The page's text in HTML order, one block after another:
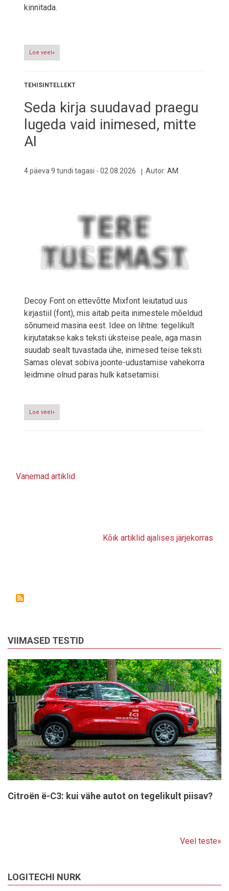
kinnitada.
Loe veel»
TEHISINTELLEKT
Seda kirja suudavad praegu
lugeda vaid inimesed, mitte
AI
4 päeva 9 tundi tagasi - 02.08.2026 Autor: AM
Decoy Font on ettevõtte Mixfont leiutatud uus
kirjastiil (font), mis aitab peita inimestele mõeldud
sõnumeid masina eest. Idee on lihtne: tegelikult
kirjutatakse kaks teksti üksteise peale, aga masin
suudab sealt tuvastada ühe, inimesed teise teksti.
Samas olevat sobiva joonte-udustamise vahekorra
leidmine olnud paras hulk katsetamisi.
Loe veel»
Vanemad artiklid
Kõik artiklid ajalises järjekorras
VIIMASED TESTID
Citroën ë-C3: kui vähe autot on tegelikult piisav?
Veel teste»
LOGITECHI NURK